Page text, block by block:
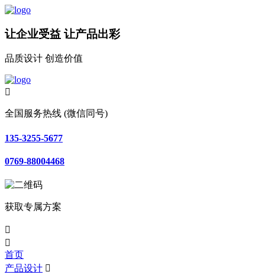
让企业受益 让产品出彩
品质设计 创造价值

全国服务热线 (微信同号)
135-3255-5677
0769-88004468
获取专属方案


首页
产品设计 